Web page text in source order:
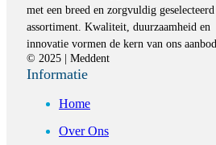
met een breed en zorgvuldig geselecteerd
assortiment. Kwaliteit, duurzaamheid en
innovatie vormen de kern van ons aanbod.
© 2025 | Meddent
Informatie
Home
Over Ons